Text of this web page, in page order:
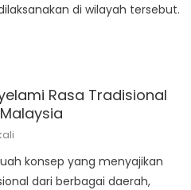
di wilayah tersebut.
Rasa Tradisional
konsep yang menyajikan
dari berbagai daerah,